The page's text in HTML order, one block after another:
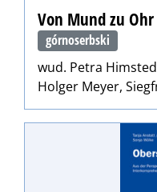
Von Mund zu
górnoserbski
wud. Petra
Holger Meyer,